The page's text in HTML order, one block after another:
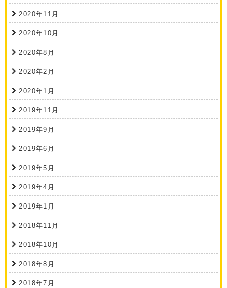
2020年11月
2020年10月
2020年8月
2020年2月
2020年1月
2019年11月
2019年9月
2019年6月
2019年5月
2019年4月
2019年1月
2018年11月
2018年10月
2018年8月
2018年7月